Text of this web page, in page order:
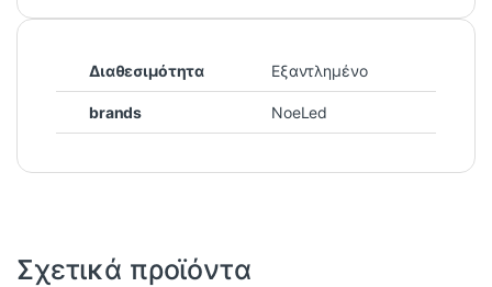
Διαθεσιμότητα Εξαντλημένο
brands NoeLed
Σχετικά προϊόντα